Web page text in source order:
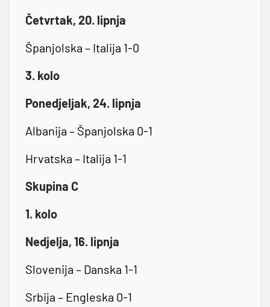
Četvrtak, 20. lipnja
Španjolska – Italija 1-0
3. kolo
Ponedjeljak, 24. lipnja
Albanija – Španjolska 0-1
Hrvatska – Italija 1-1
Skupina C
1. kolo
Nedjelja, 16. lipnja
Slovenija – Danska 1-1
Srbija – Engleska 0-1